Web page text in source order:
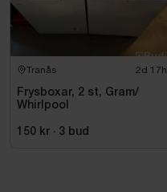
Tranås 2d 17h
Frysboxar, 2 st, Gram/
Whirlpool
150 kr · 3 bud